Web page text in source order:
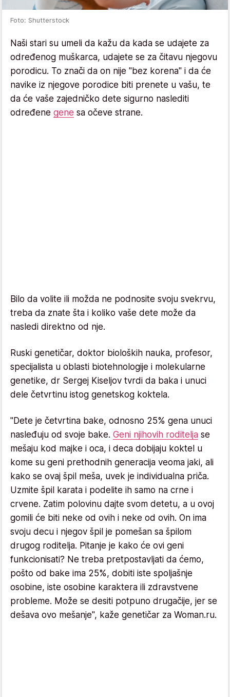
Foto: Shutterstock
Naši stari su umeli da kažu da kada se udajete za
određenog muškarca, udajete se za čitavu njegovu
porodicu. To znači da on nije "bez korena" i da će
navike iz njegove porodice biti prenete u vašu, te
da će vaše zajedničko dete sigurno naslediti
određene gene sa očeve strane.
Bilo da volite ili možda ne podnosite svoju svekrvu,
treba da znate šta i koliko vaše dete može da
nasledi direktno od nje.
Ruski genetičar, doktor bioloških nauka, profesor,
specijalista u oblasti biotehnologije i molekularne
genetike, dr Sergej Kiseljov tvrdi da baka i unuci
dele četvrtinu istog genetskog koktela.
"Dete je četvrtina bake, odnosno 25% gena unuci
nasleđuju od svoje bake. Geni njihovih roditelja se
mešaju kod majke i oca, i deca dobijaju koktel u
kome su geni prethodnih generacija veoma jaki, ali
kako se ovaj špil meša, uvek je individualna priča.
Uzmite špil karata i podelite ih samo na crne i
crvene. Zatim polovinu dajte svom detetu, a u ovoj
gomili će biti neke od ovih i neke od ovih. On ima
svoju decu i njegov špil je pomešan sa špilom
drugog roditelja. Pitanje je kako će ovi geni
funkcionisati? Ne treba pretpostavljati da ćemo,
pošto od bake ima 25%, dobiti iste spoljašnje
osobine, iste osobine karaktera ili zdravstvene
probleme. Može se desiti potpuno drugačije, jer se
dešava ovo mešanje", kaže genetičar za Woman.ru.